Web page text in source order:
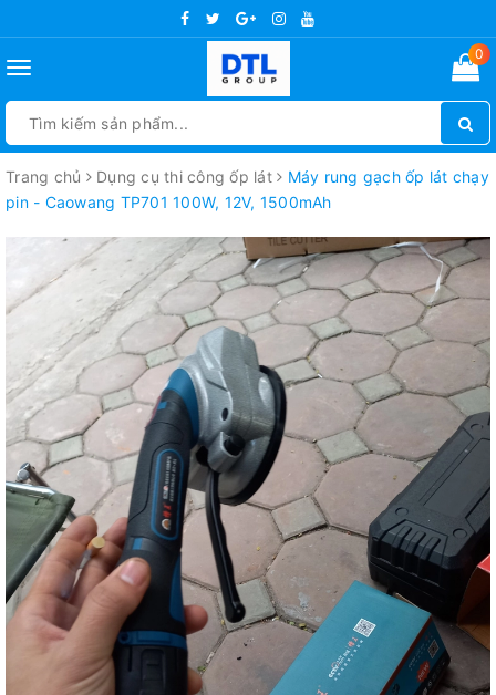
Toggle
0
Trang chủ Dụng cụ thi công ốp lát
Máy rung gạch ốp lát chạy
pin - Caowang TP701 100W, 12V, 1500mAh